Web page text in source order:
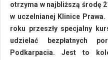
otrzyma w najbliższą środę
w uczelnianej Klinice
roku przeszły specjalny
udzielać bezpłatnych
Podkarpacia. Jest to